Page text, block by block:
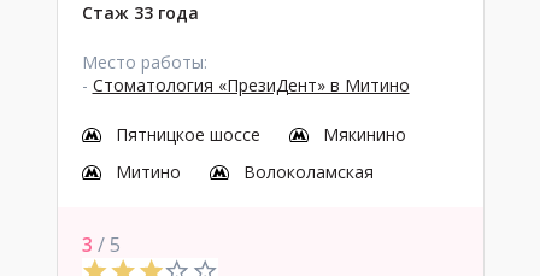
Стаж 33 года
Место работы:
- Стоматология «ПрезиДент» в Митино
Пятницкое шоссе
Мякинино
Митино
Волоколамская
3 / 5